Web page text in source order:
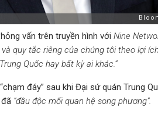
vấn trên truyền hình với Nine
quy tắc riêng của chúng tôi theo lợi
Quốc hay bất kỳ ai khác.”
đáy” sau khi Đại sứ quán Trung
“đầu độc mối quan hệ song phương”.